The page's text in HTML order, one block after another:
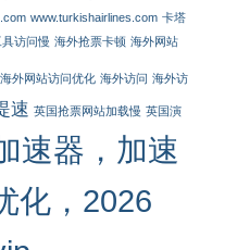
www.turkishairlines.com 卡塔
访问慢 海外抢票卡顿 海外网站
海外网站访问优化 海外访问 海外访
速 英国抢票网站加载慢 英国演
速器，加速
化，2026